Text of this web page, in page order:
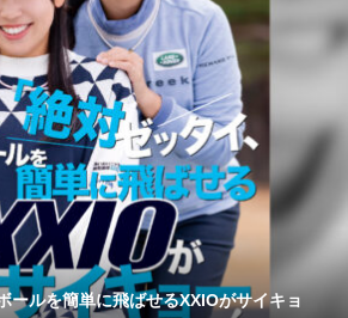
ールを簡単に飛ばせるXXIOがサイキョ